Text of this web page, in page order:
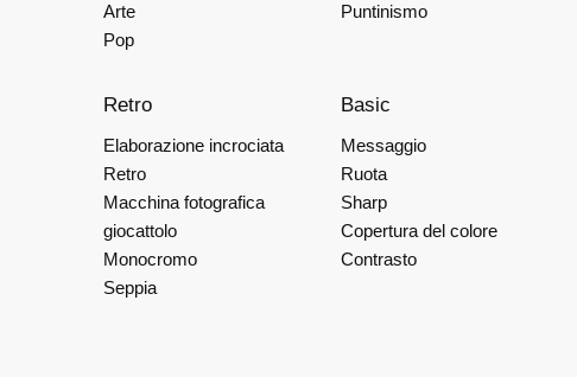
Arte
Pop
Puntinismo
Retro
Elaborazione incrociata
Retro
Macchina fotografica
giocattolo
Monocromo
Seppia
Basic
Messaggio
Ruota
Sharp
Copertura del colore
Contrasto